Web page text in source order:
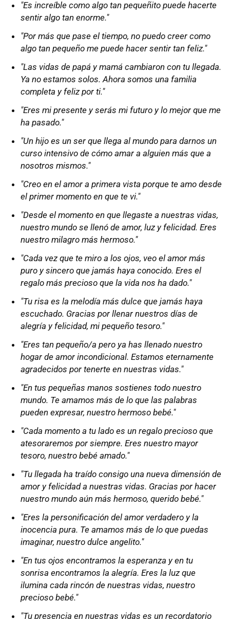
"Es increíble como algo tan pequeñito puede hacerte
sentir algo tan enorme."
"Por más que pase el tiempo, no puedo creer como
algo tan pequeño me puede hacer sentir tan feliz."
"Las vidas de papá y mamá cambiaron con tu llegada.
Ya no estamos solos. Ahora somos una familia
completa y feliz por ti."
"Eres mi presente y serás mi futuro y lo mejor que me
ha pasado."
"Un hijo es un ser que llega al mundo para darnos un
curso intensivo de cómo amar a alguien más que a
nosotros mismos."
"Creo en el amor a primera vista porque te amo desde
el primer momento en que te vi."
"Desde el momento en que llegaste a nuestras vidas,
nuestro mundo se llenó de amor, luz y felicidad. Eres
nuestro milagro más hermoso."
"Cada vez que te miro a los ojos, veo el amor más
puro y sincero que jamás haya conocido. Eres el
regalo más precioso que la vida nos ha dado."
"Tu risa es la melodía más dulce que jamás haya
escuchado. Gracias por llenar nuestros días de
alegría y felicidad, mi pequeño tesoro."
"Eres tan pequeño/a pero ya has llenado nuestro
hogar de amor incondicional. Estamos eternamente
agradecidos por tenerte en nuestras vidas."
"En tus pequeñas manos sostienes todo nuestro
mundo. Te amamos más de lo que las palabras
pueden expresar, nuestro hermoso bebé."
"Cada momento a tu lado es un regalo precioso que
atesoraremos por siempre. Eres nuestro mayor
tesoro, nuestro bebé amado."
"Tu llegada ha traído consigo una nueva dimensión de
amor y felicidad a nuestras vidas. Gracias por hacer
nuestro mundo aún más hermoso, querido bebé."
"Eres la personificación del amor verdadero y la
inocencia pura. Te amamos más de lo que puedas
imaginar, nuestro dulce angelito."
"En tus ojos encontramos la esperanza y en tu
sonrisa encontramos la alegría. Eres la luz que
ilumina cada rincón de nuestras vidas, nuestro
precioso bebé."
"Tu presencia en nuestras vidas es un recordatorio